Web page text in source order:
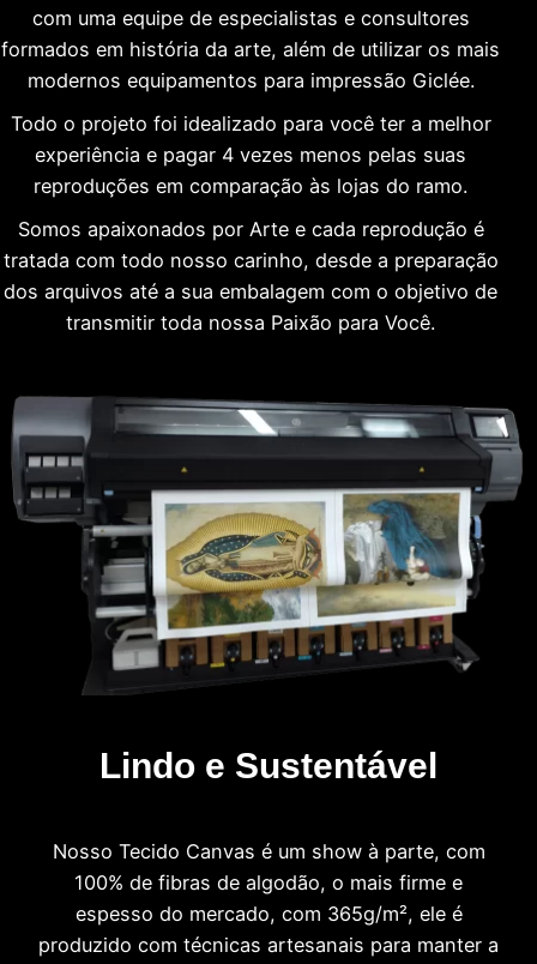
com uma equipe de especialistas e consultores
formados em história da arte, além de utilizar os mais
modernos equipamentos para impressão Giclée.
Todo o projeto foi idealizado para você ter a melhor
experiência e pagar 4 vezes menos pelas suas
reproduções em comparação às lojas do ramo.
Somos apaixonados por Arte e cada reprodução é
tratada com todo nosso carinho, desde a preparação
dos arquivos até a sua embalagem com o objetivo de
transmitir toda nossa Paixão para Você.
Lindo e Sustentável
Nosso Tecido Canvas é um show à parte, com
100% de fibras de algodão, o mais firme e
espesso do mercado, com 365g/m², ele é
produzido com técnicas artesanais para manter a